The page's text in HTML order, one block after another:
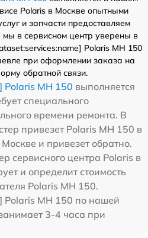
Polaris в Москве опытными
и запчасти предоставляем
в сервисном центр уверены в
Polaris MH 150
при оформлении заказа на
обратной связи.
Polaris MH 150 выполняется
специального
времени ремонта. В
привезет Polaris MH 150 в
и привезет обратно.
сервисного центра Polaris в
и определит стоимость
Polaris MH 150.
Polaris MH 150 по нашей
3-4 часа при